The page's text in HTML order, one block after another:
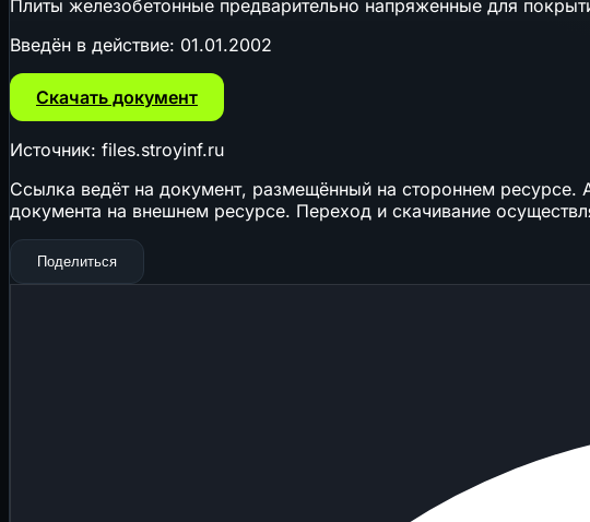
Плиты железобетонные предварительно напряженные для
Введён в действие: 01.01.2002
Скачать документ
Источник: files.stroyinf.ru
Ссылка ведёт на документ, размещённый на стороннем ресурсе.
документа на внешнем ресурсе. Переход и скачивание
Поделиться